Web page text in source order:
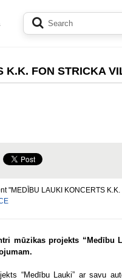
K.K. FON STRICKA
"MEDĪBU LAUKI KONCERTS
mūzikas projekts “Medību
“Medību Lauki” ar savu